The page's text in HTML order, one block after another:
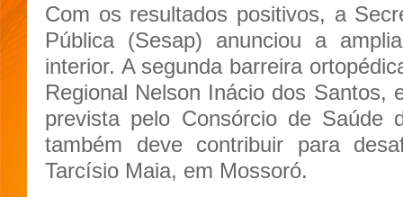
Com os resultados positivos, a
Pública (Sesap) anunciou a
interior. A segunda barreira
Regional Nelson Inácio dos Santos,
prevista pelo Consórcio de Saúde
também deve contribuir para
Tarcísio Maia, em Mossoró.